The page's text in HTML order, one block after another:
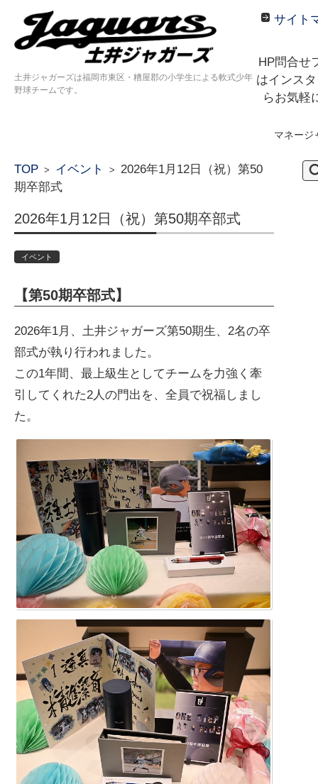
土井ジャガーズは福岡市東区・糟屋郡の小学生による軟式少年
野球チームです。
サイト
HP問合せ
はインス
らお気軽
マネー
TOP > イベント > 2026年1月12日（祝）第50
期卒部式
2026年1月12日（祝）第50期卒部式
イベント
【第50期卒部式】
2026年1月、土井ジャガーズ第50期生、2名の卒
部式が執り行われました。
この1年間、最上級生としてチームを力強く牽
引してくれた2人の門出を、全員で祝福しまし
た。
検
索: